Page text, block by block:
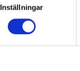
Inställningar